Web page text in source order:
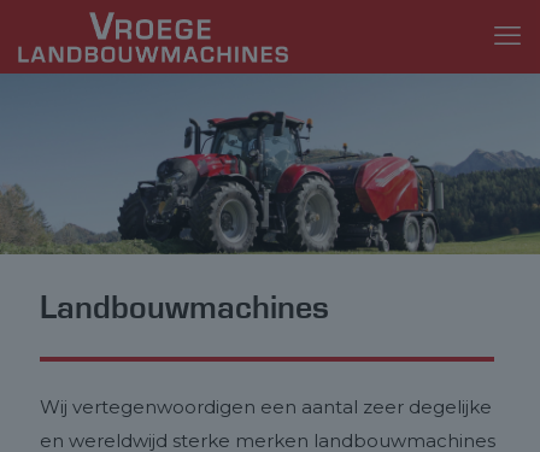
Landbouwmachines
Wij vertegenwoordigen een aantal zeer degelijke
en wereldwijd sterke merken landbouwmachines